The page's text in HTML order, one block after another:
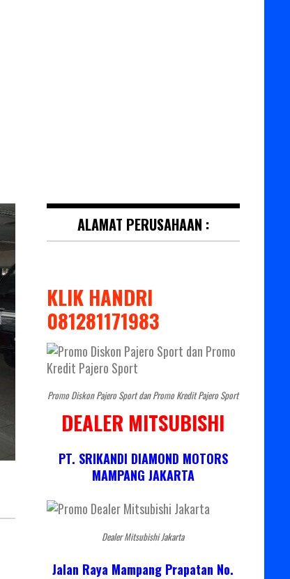
ALAMAT PERUSAHAAN :
KLIK HANDRI
081281171983
Promo Diskon Pajero Sport dan Promo Kredit Pajero Sport
DEALER MITSUBISHI
PT. SRIKANDI DIAMOND MOTORS
MAMPANG JAKARTA
Dealer Mitsubishi Jakarta
Jalan Raya Mampang Prapatan No.